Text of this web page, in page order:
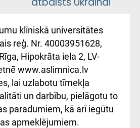
Підтримка Східної
лікарні та співпраця з
Україною
klīniskā universitātes
reģ. Nr. 40003951628,
Hipokrāta iela 2, LV-
www.aslimnica.lv
lai uzlabotu tīmekļa
un darbību, pielāgotu to
paradumiem, kā arī iegūtu
apmeklējumiem.